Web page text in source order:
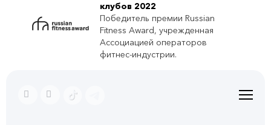
клубов 2022
Победитель премии Russian
Fitness Award, учрежденная
Ассоциацией операторов
фитнес-индустрии.